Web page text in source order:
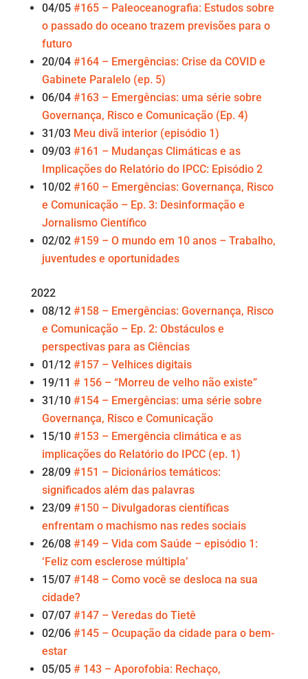
04/05 #165 – Paleoceanografia: Estudos sobre
o passado do oceano trazem previsões para o
futuro
20/04 #164 – Emergências: Crise da COVID e
Gabinete Paralelo (ep. 5)
06/04 #163 – Emergências: uma série sobre
Governança, Risco e Comunicação (Ep. 4)
31/03 Meu divã interior (episódio 1)
09/03 #161 – Mudanças Climáticas e as
Implicações do Relatório do IPCC: Episódio 2
10/02 #160 – Emergências: Governança, Risco
e Comunicação – Ep. 3: Desinformação e
Jornalismo Científico
02/02 #159 – O mundo em 10 anos – Trabalho,
juventudes e oportunidades
2022
08/12 #158 – Emergências: Governança, Risco
e Comunicação – Ep. 2: Obstáculos e
perspectivas para as Ciências
01/12 #157 – Velhices digitais
19/11 # 156 – “Morreu de velho não existe”
31/10 #154 – Emergências: uma série sobre
Governança, Risco e Comunicação
15/10 #153 – Emergência climática e as
implicações do Relatório do IPCC (ep. 1)
28/09 #151 – Dicionários temáticos:
significados além das palavras
23/09 #150 – Divulgadoras científicas
enfrentam o machismo nas redes sociais
26/08 #149 – Vida com Saúde – episódio 1:
‘Feliz com esclerose múltipla’
15/07 #148 – Como você se desloca na sua
cidade?
07/07 #147 – Veredas do Tietê
02/06 #145 – Ocupação da cidade para o bem-
estar
05/05 # 143 – Aporofobia: Rechaço,